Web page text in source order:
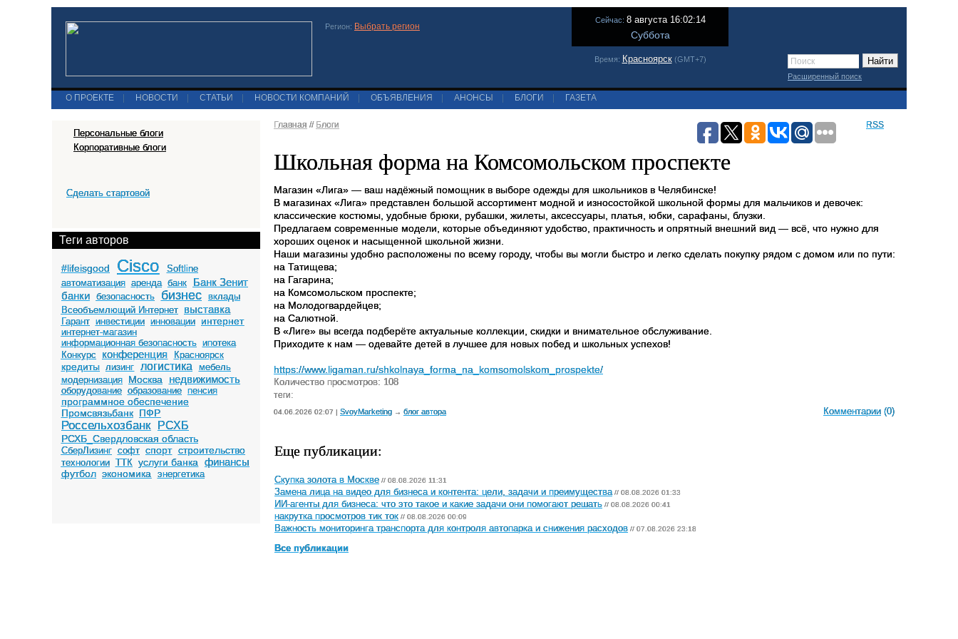
Регион: Выбрать регион
Сейчас: 8 августа 16:02:14
Суббота
Время: Красноярск(GMT+7)
Расширенный поиск
О ПРОЕКТЕ НОВОСТИ СТАТЬИ НОВОСТИ КОМПАНИЙ ОБЪЯВЛЕНИЯ АНОНСЫ БЛОГИ ГАЗЕТА
Персональные блоги
Корпоративные блоги
Сделать стартовой
Теги авторов
#lifeisgood Cisco
Softline
автоматизация аренда банк
Банк Зенит
банки безопасность бизнес
вклады
Всеобъемлющий Интернет
выставка
Гарант инвестиции инновации интернет
интернет-магазин
информационная безопасность ипотека
Конкурс
конференция Красноярск
кредиты лизинг логистика
мебель
модернизация
Москва недвижимость
оборудование образование пенсия
программное обеспечение
Промсвязьбанк ПФР
Россельхозбанк РСХБ
РСХБ_Свердловская область
СберЛизинг софт спорт строительство
технологии ТТК услуги банка финансы
футбол экономика энергетика
Главная // Блоги RSS
Школьная форма на Комсомольском проспекте
Магазин «Лига» — ваш надёжный помощник в выборе одежды для школьников в Челябинске!
В магазинах «Лига» представлен большой ассортимент модной и износостойкой школьной формы для мальчиков и девочек:
классические костюмы, удобные брюки, рубашки, жилеты, аксессуары, платья, юбки, сарафаны, блузки.
Предлагаем современные модели, которые объединяют удобство, практичность и опрятный внешний вид — всё, что нужно для
хороших оценок и насыщенной школьной жизни.
Наши магазины удобно расположены по всему городу, чтобы вы могли быстро и легко сделать покупку рядом с домом или по пути:
на Татищева;
на Гагарина;
на Комсомольском проспекте;
на Молодогвардейцев;
на Салютной.
В «Лиге» вы всегда подберёте актуальные коллекции, скидки и внимательное обслуживание.
Приходите к нам — одевайте детей в лучшее для новых побед и школьных успехов!
https://www.ligaman.ru/shkolnaya_forma_na_komsomolskom_prospekte/
Количество просмотров: 108
теги:
04.06.2026 02:07 | SvoyMarketing → блог автора Комментарии (0)
Еще публикации:
Скупка золота в Москве // 08.08.2026 11:31
Замена лица на видео для бизнеса и контента: цели, задачи и преимущества// 08.08.2026 01:33
ИИ-агенты для бизнеса: что это такое и какие задачи они помогают решать // 08.08.2026 00:41
накрутка просмотров тик ток // 08.08.2026 00:09
Важность мониторинга транспорта для контроля автопарка и снижения расходов // 07.08.2026 23:18
Все публикации